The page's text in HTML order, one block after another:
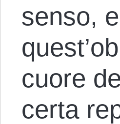
senso,
cuore
certa